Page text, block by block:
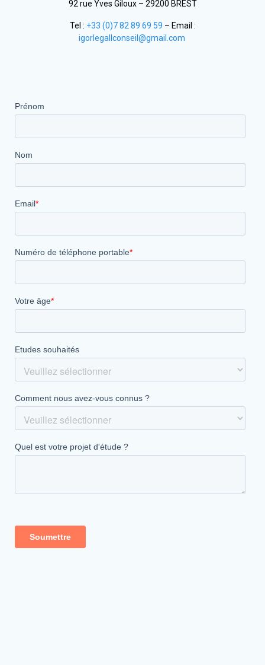
92 rue Yves Giloux – 29200 BREST
Tel : +33 (0)7 82 89 69 59 – Email :
igorlegallconseil@gmail.com